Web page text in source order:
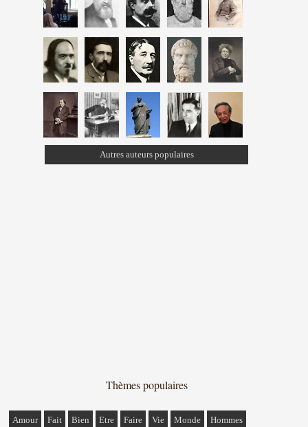
Autres auteurs populaires
Thèmes populaires
Amour Fait Bien Etre Faire Vie Monde Hommes